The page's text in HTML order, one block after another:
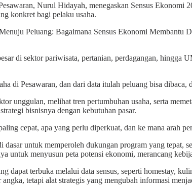
Nurul Hidayah, menegaskan Sensus Ekonomi
konkret bagi pelaku usaha.
Peluang: Bagaimana Sensus Ekonomi Membantu
di sektor pariwisata, pertanian, perdagangan,
di Pesawaran, dan dari data itulah peluang bisa
unggulan, melihat tren pertumbuhan usaha, serta
bisnisnya dengan kebutuhan pasar.
cepat, apa yang perlu diperkuat, dan ke mana arah
untuk memperoleh dukungan program yang tepat,
untuk menyusun peta potensi ekonomi, merancang
dapat terbuka melalui data sensus, seperti homestay,
tetapi alat strategis yang mengubah informasi